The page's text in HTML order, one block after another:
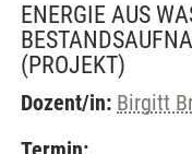
ENERGIE AUS
(PROJEKT)
Dozent/in: Birgitt